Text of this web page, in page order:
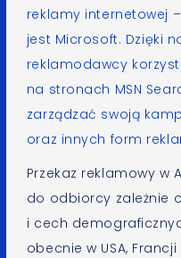
reklamy internetowej –
jest Microsoft. Dzięki
reklamodawcy
na stronach MSN
zarządzać swoją
oraz innych form
Przekaz reklamowy w
do odbiorcy zależnie
i cech
obecnie w USA,